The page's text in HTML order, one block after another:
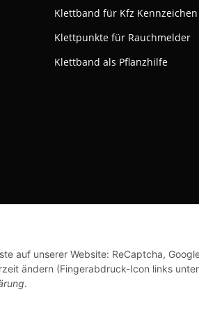
auf unserer Website: ReCaptcha,
ändern (Fingerabdruck-Icon links
.
Klettband für Kfz Kennzeichen
Klettpunkte für Rauchmelder
Klettband als Pflanzhilfe